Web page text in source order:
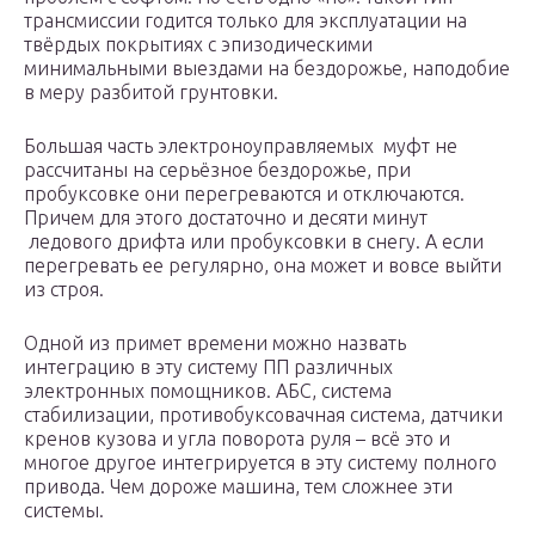
трансмиссии годится только для эксплуатации на
твёрдых покрытиях с эпизодическими
минимальными выездами на бездорожье, наподобие
в меру разбитой грунтовки.
Большая часть электроноуправляемых муфт не
рассчитаны на серьёзное бездорожье, при
пробуксовке они перегреваются и отключаются.
Причем для этого достаточно и десяти минут
ледового дрифта или пробуксовки в снегу. А если
перегревать ее регулярно, она может и вовсе выйти
из строя.
Одной из примет времени можно назвать
интеграцию в эту систему ПП различных
электронных помощников. АБС, система
стабилизации, противобуксовачная система, датчики
кренов кузова и угла поворота руля – всё это и
многое другое интегрируется в эту систему полного
привода. Чем дороже машина, тем сложнее эти
системы.